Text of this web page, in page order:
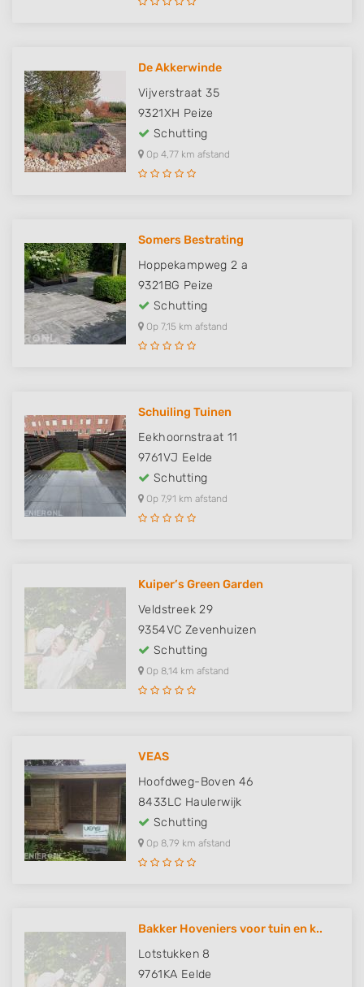
De Akkerwinde
Vijverstraat 35
9321XH Peize
Schutting
Op 4,77 km afstand
Somers Bestrating
Hoppekampweg 2 a
9321BG Peize
Schutting
Op 7,15 km afstand
Schuiling Tuinen
Eekhoornstraat 11
9761VJ Eelde
Schutting
Op 7,91 km afstand
Kuiper’s Green Garden
Veldstreek 29
9354VC Zevenhuizen
Schutting
Op 8,14 km afstand
VEAS
Hoofdweg-Boven 46
8433LC Haulerwijk
Schutting
Op 8,79 km afstand
Bakker Hoveniers voor tuin en k..
Lotstukken 8
9761KA Eelde